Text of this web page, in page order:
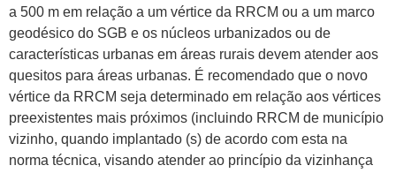
a 500 m em relação a um vértice da RRCM ou a um marco
geodésico do SGB e os núcleos urbanizados ou de
características urbanas em áreas rurais devem atender aos
quesitos para áreas urbanas. É recomendado que o novo
vértice da RRCM seja determinado em relação aos vértices
preexistentes mais próximos (incluindo RRCM de município
vizinho, quando implantado (s) de acordo com esta na
norma técnica, visando atender ao princípio da vizinhança